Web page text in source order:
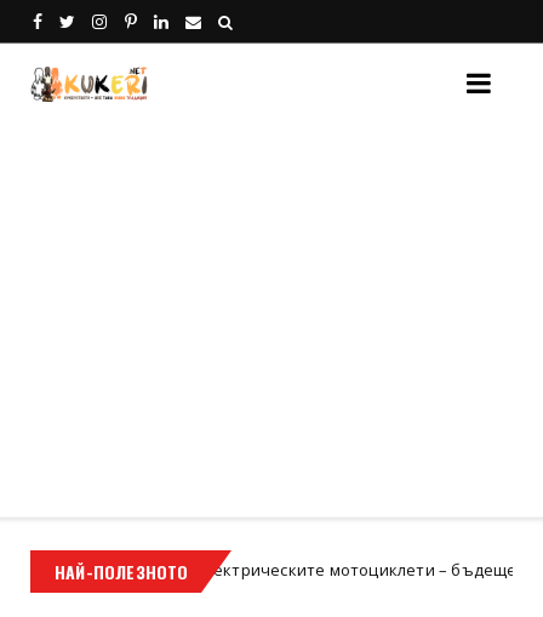
НАЙ-ПОЛЕЗНОТО
Електрическите мотоциклети – бъдещето на двуколесната